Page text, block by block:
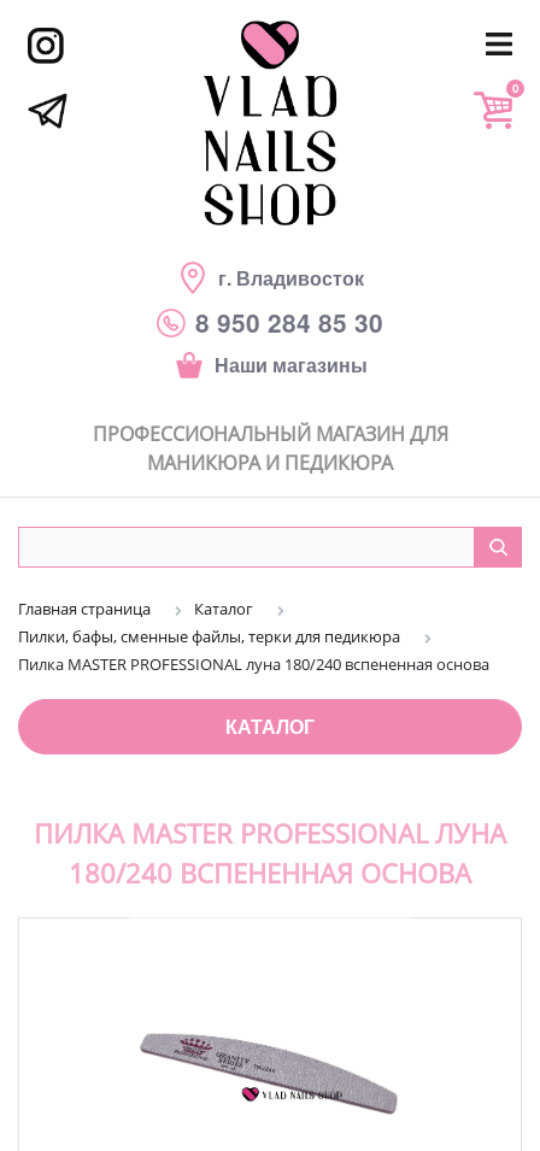
г. Владивосток
8 950 284 85 30
Наши магазины
0
ПРОФЕССИОНАЛЬНЫЙ МАГАЗИН ДЛЯ
МАНИКЮРА И ПЕДИКЮРА
Главная страница
Каталог
Пилки, бафы, сменные файлы, терки для педикюра
Пилка MASTER PROFESSIONAL луна 180/240 вспененная основа
КАТАЛОГ
ПИЛКА MASTER PROFESSIONAL ЛУНА
180/240 ВСПЕНЕННАЯ ОСНОВА